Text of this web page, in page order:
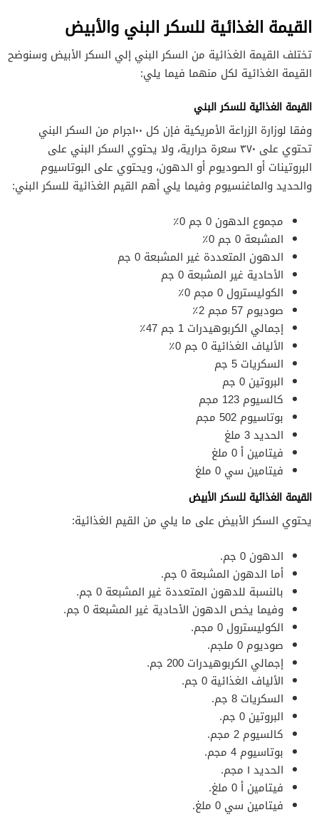
القيمة الغذائية للسكر البني والأبيض
تختلف القيمة الغذائية من السكر البني إلي السكر الأبيض وسنوضح
القيمة الغذائية لكل منهما فيما يلي:
القيمة الغذائية للسكر البني
وفقا لوزارة الزراعة الأمريكية فإن كل ١٠٠جرام من السكر البني
تحتوي على ٣٧٠ سعرة حرارية، ولا يحتوي السكر البني على
البروتينات أو الصوديوم أو الدهون، ويحتوي على البوتاسيوم
والحديد والماغنسيوم وفيما يلي أهم القيم الغذائية للسكر البني:
مجموع الدهون 0 جم 0٪
المشبعة 0 جم 0٪
الدهون المتعددة غير المشبعة 0 جم
الأحادية غير المشبعة 0 جم
الكوليسترول 0 مجم 0٪
صوديوم 57 مجم 2٪
إجمالي الكربوهيدرات 1 جم 47٪
الألياف الغذائية 0 جم 0٪
السكريات 5 جم
البروتين 0 جم
كالسيوم 123 مجم
بوتاسيوم 502 مجم
الحديد 3 ملغ
فيتامين أ 0 ملغ
فيتامين سي 0 ملغ
القيمة الغذائية للسكر الأبيض
يحتوي السكر الأبيض على ما يلي من القيم الغذائية:
الدهون 0 جم.
أما الدهون المشبعة 0 جم.
بالنسبة للدهون المتعددة غير المشبعة 0 جم.
وفيما يخص الدهون الأحادية غير المشبعة 0 جم.
الكوليسترول 0 مجم.
صوديوم 0 ملجم.
إجمالي الكربوهيدرات 200 جم.
الألياف الغذائية 0 جم.
السكريات 8 جم.
البروتين 0 جم.
كالسيوم 2 مجم.
بوتاسيوم 4 مجم.
الحديد ١ مجم.
فيتامين أ 0 ملغ.
فيتامين سي 0 ملغ.